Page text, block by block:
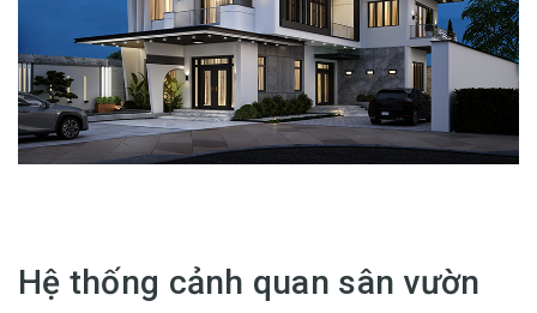
Hệ thống cảnh quan sân vườn